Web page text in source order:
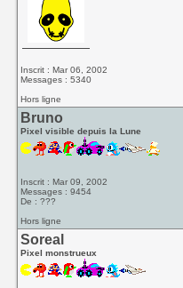
Inscrit : Mar 06, 2002
Messages : 5340
Hors ligne
Bruno
Pixel visible depuis la Lune
Inscrit : Mar 09, 2002
Messages : 9454
De : ???
Hors ligne
Soreal
Pixel monstrueux